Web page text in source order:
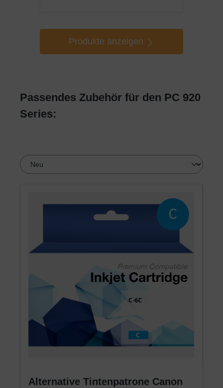
Produkte anzeigen
Passendes Zubehör für den PC 920
Series:
Alternative Tintenpatrone Canon